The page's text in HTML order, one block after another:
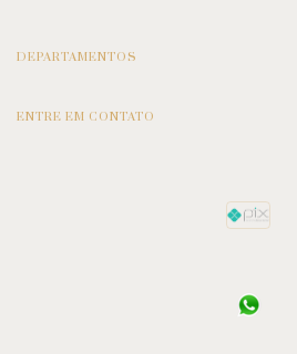
DEPARTAMENTOS
ENTRE EM CONTATO